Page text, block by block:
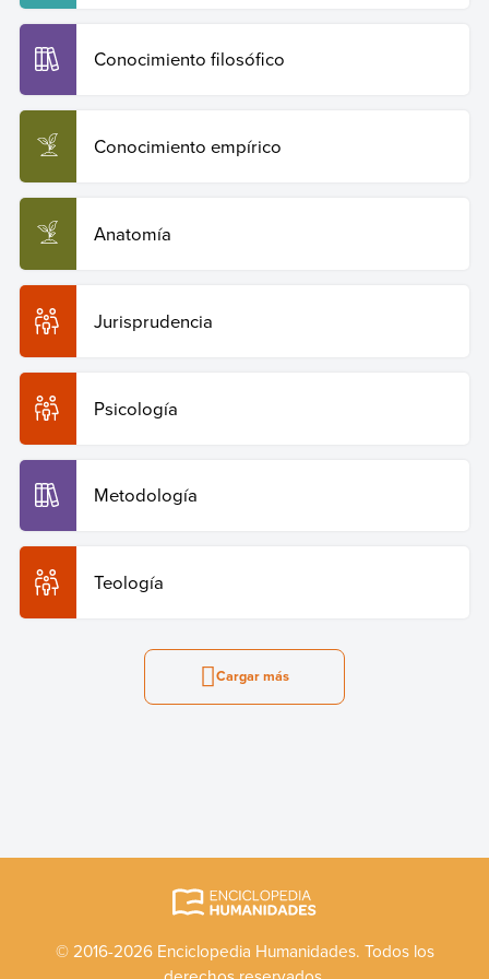
Conocimiento filosófico
Conocimiento empírico
Anatomía
Jurisprudencia
Psicología
Metodología
Teología
Cargar más
© 2016-2026 Enciclopedia Humanidades. Todos los